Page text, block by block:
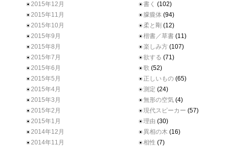
2015年12月
2015年11月
2015年10月
2015年9月
2015年8月
2015年7月
2015年6月
2015年5月
2015年4月
2015年3月
2015年2月
2015年1月
2014年12月
2014年11月
書く (102)
朦朧体 (94)
柔と剛 (12)
楷書／草書 (11)
楽しみ方 (107)
欲する (71)
歌 (52)
正しいもの (65)
測定 (24)
無形の空気 (4)
現代スピーカー (57)
理由 (30)
異相の木 (16)
相性 (7)